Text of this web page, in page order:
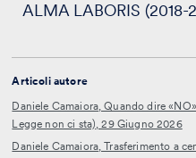
ALMA LABORIS (2018-
Articoli autore
Daniele Camaiora, Quando dire
Legge non ci sta), 29 Giugno 2026
Daniele Camaiora, Trasferimento a